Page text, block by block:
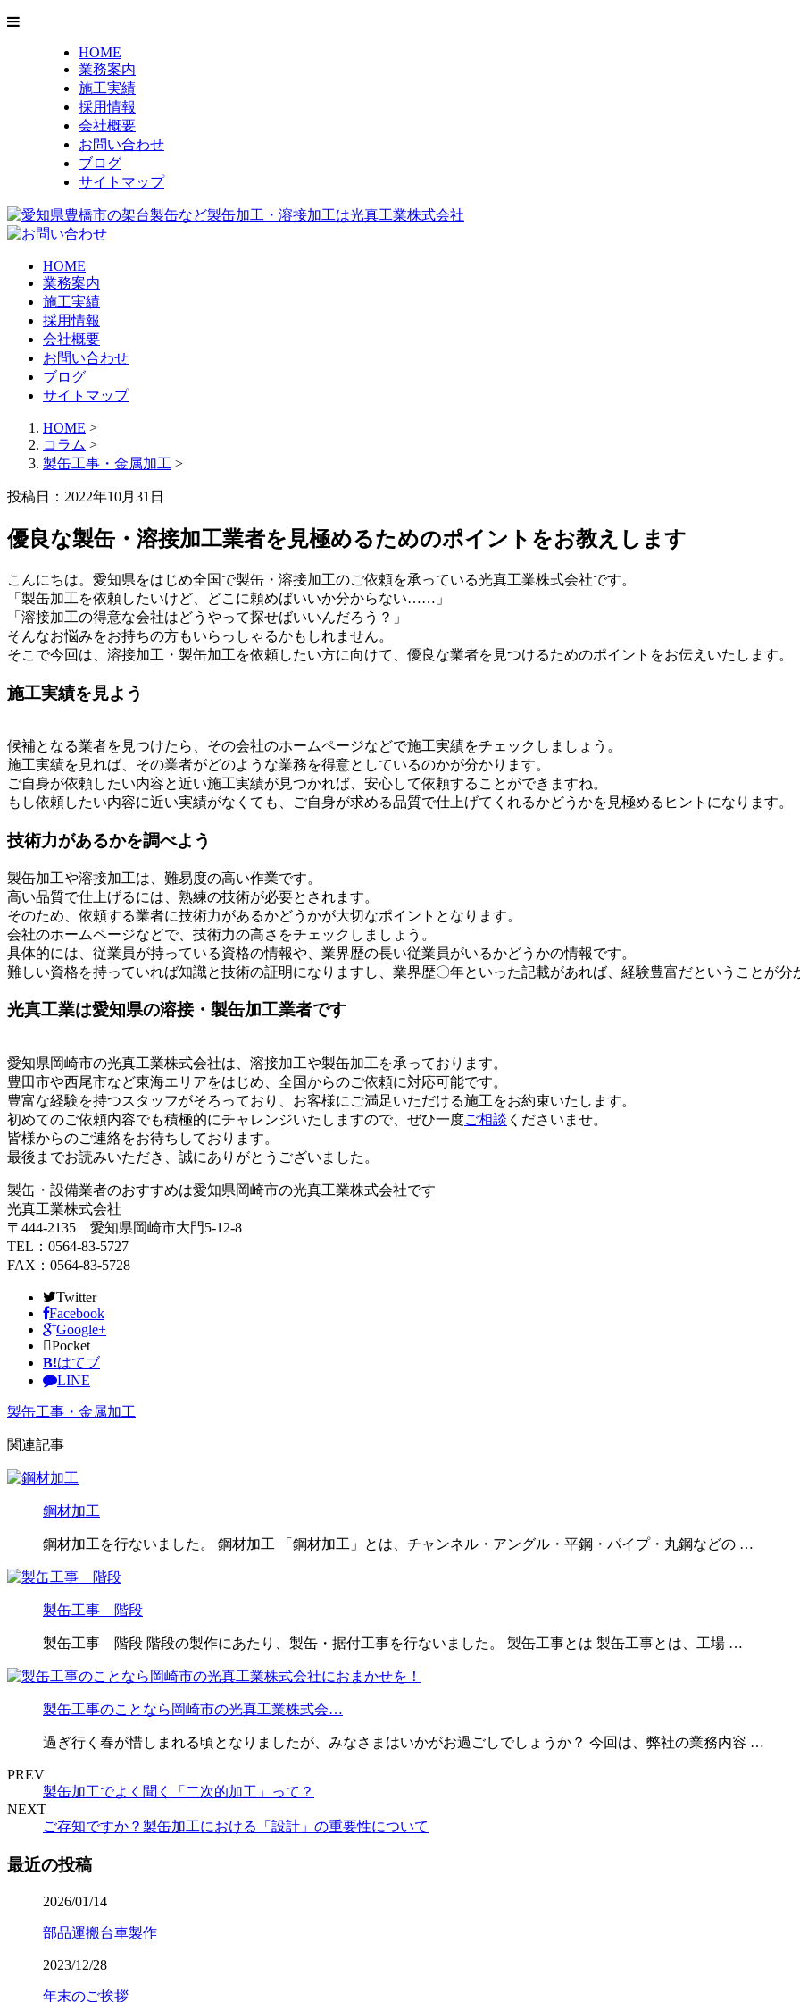
HOME
業務案内
施工実績
採用情報
会社概要
お問い合わせ
ブログ
サイトマップ
HOME
業務案内
施工実績
採用情報
会社概要
お問い合わせ
ブログ
サイトマップ
HOME >
コラム >
製缶工事・金属加工 >
投稿日：2022年10月31日
優良な製缶・溶接加工業者を見極めるためのポイントをお教えします
こんにちは。愛知県をはじめ全国で製缶・溶接加工のご依頼を承っている光真工業株式会社です。
「製缶加工を依頼したいけど、どこに頼めばいいか分からない……」
「溶接加工の得意な会社はどうやって探せばいいんだろう？」
そんなお悩みをお持ちの方もいらっしゃるかもしれません。
そこで今回は、溶接加工・製缶加工を依頼したい方に向けて、優良な業者を見つけるためのポイントをお伝えいたします。
施工実績を見よう
候補となる業者を見つけたら、その会社のホームページなどで施工実績をチェックしましょう。
施工実績を見れば、その業者がどのような業務を得意としているのかが分かります。
ご自身が依頼したい内容と近い施工実績が見つかれば、安心して依頼することができますね。
もし依頼したい内容に近い実績がなくても、ご自身が求める品質で仕上げてくれるかどうかを見極めるヒントになります。
技術力があるかを調べよう
製缶加工や溶接加工は、難易度の高い作業です。
高い品質で仕上げるには、熟練の技術が必要とされます。
そのため、依頼する業者に技術力があるかどうかが大切なポイントとなります。
会社のホームページなどで、技術力の高さをチェックしましょう。
具体的には、従業員が持っている資格の情報や、業界歴の長い従業員がいるかどうかの情報です。
難しい資格を持っていれば知識と技術の証明になりますし、業界歴〇年といった記載があれば、経験豊富だということが分
光真工業は愛知県の溶接・製缶加工業者です
愛知県岡崎市の光真工業株式会社は、溶接加工や製缶加工を承っております。
豊田市や西尾市など東海エリアをはじめ、全国からのご依頼に対応可能です。
豊富な経験を持つスタッフがそろっており、お客様にご満足いただける施工をお約束いたします。
初めてのご依頼内容でも積極的にチャレンジいたしますので、ぜひ一度ご相談 くださいませ。
皆様からのご連絡をお待ちしております。
最後までお読みいただき、誠にありがとうございました。
製缶・設備業者のおすすめは愛知県岡崎市の光真工業株式会社です
光真工業株式会社
〒444-2135 愛知県岡崎市大門5-12-8
TEL：0564-83-5727
FAX：0564-83-5728
Twitter
Facebook
Google+
Pocket
B!はてブ
LINE
製缶工事・金属加工
関連記事
鋼材加工
鋼材加工を行ないました。 鋼材加工 「鋼材加工」とは、チャンネル・アングル・平鋼・パイプ・丸鋼などの …
製缶工事 階段
製缶工事 階段 階段の製作にあたり、製缶・据付工事を行ないました。 製缶工事とは 製缶工事とは、工場 …
製缶工事のことなら岡崎市の光真工業株式会…
過ぎ行く春が惜しまれる頃となりましたが、みなさまはいかがお過ごしでしょうか？ 今回は、弊社の業務内容 …
PREV
製缶加工でよく聞く「二次的加工」って？
NEXT
ご存知ですか？製缶加工における「設計」の重要性について
最近の投稿
2026/01/14
部品運搬台車製作
2023/12/28
年末のご挨拶